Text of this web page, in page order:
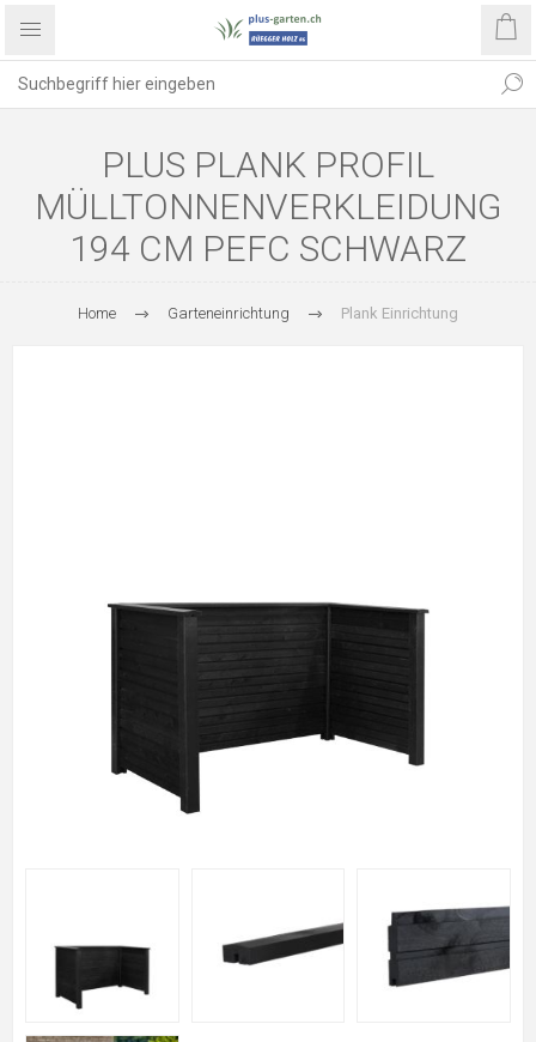
PLUS PLANK PROFIL
MÜLLTONNENVERKLEIDUNG
194 CM PEFC SCHWARZ
Home Garteneinrichtung Plank Einrichtung